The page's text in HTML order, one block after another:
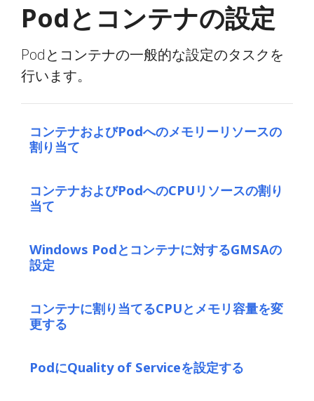
Podとコンテナの設定
Podとコンテナの一般的な設定のタスクを
行います。
コンテナおよびPodへのメモリーリソースの
割り当て
コンテナおよびPodへのCPUリソースの割り
当て
Windows Podとコンテナに対するGMSAの
設定
コンテナに割り当てるCPUとメモリ容量を変
更する
PodにQuality of Serviceを設定する